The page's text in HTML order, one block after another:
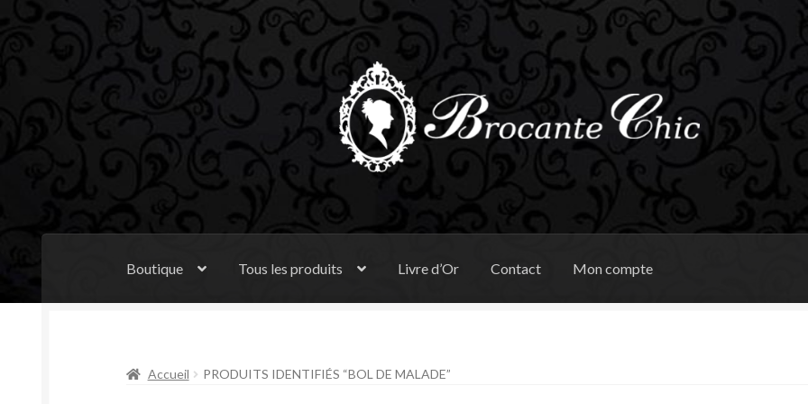
Boutique Tous les produits Livre d’Or Contact Mon compte
Accueil PRODUITS IDENTIFIÉS “BOL DE MALADE”